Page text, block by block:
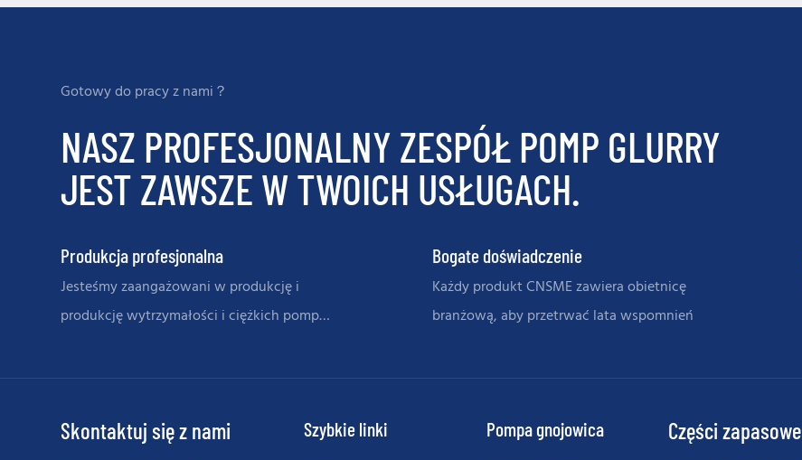
Gotowy do pracy z nami？
NASZ PROFESJONALNY ZESPÓŁ POMP GLURRY
JEST ZAWSZE W TWOICH USŁUGACH.
Produkcja profesjonalna
Jesteśmy zaangażowani w produkcję i
produkcję wytrzymałości i ciężkich pomp
Bogate doświadczenie
Każdy produkt CNSME zawiera obietnicę
branżową, aby przetrwać lata wspomnień
Skontaktuj się z nami
Szybkie linki
Pompa gnojowica
Części zapasowe